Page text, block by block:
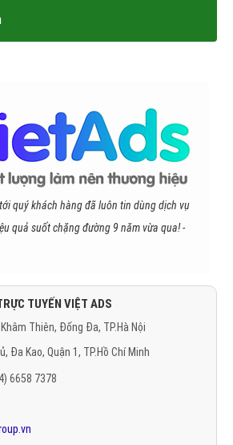
quý khách hàng đã luôn tin dùng dịch vụ
quả suốt chặng đường 9 năm vừa qua! -
TUYẾN VIỆT ADS
Thiên, Đống Đa, TP.Hà Nội
Đa Kao, Quận 1, TP.Hồ Chí Minh
6658 7378